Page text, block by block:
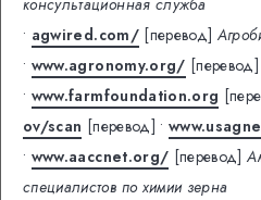
консультационная служба
• agwired.com/ [перевод]
• www.agronomy.org/ [перевод]
• www.farmfoundation.org
ov/scan [перевод] •
• www.aaccnet.org/ [перевод]
специалистов по химии зерна